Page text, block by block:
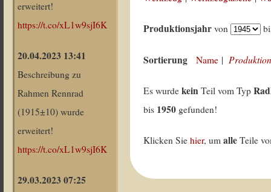
erweitert!
https://t.co/xL1w9sjI6K
20.04.2023 13:41
Beschreibung zu
Rahmen Rennrad
(1915±10) wurde
erweitert!
https://t.co/xL1w9sjI6K
29.03.2023 07:25
Produktionsjahr von
Sortierung Name |
Es wurdekein Teil vom Typ
bis 1950 gefunden!
Klicken Siehier, umalle Teile